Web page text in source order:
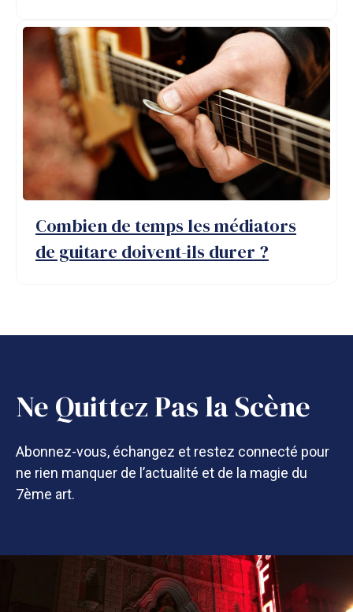
Combien de temps les médiators
de guitare doivent-ils durer ?
Ne Quittez Pas la Scène
Abonnez-vous, échangez et restez connecté pour
ne rien manquer de l’actualité et de la magie du
7ème art.